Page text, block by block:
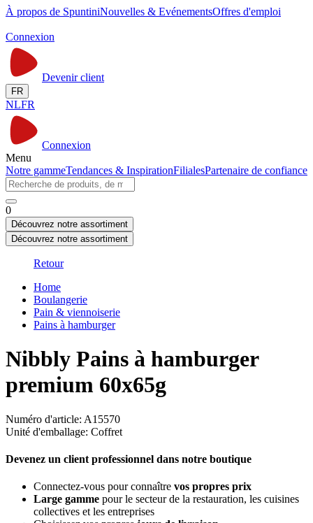
À propos de SpuntiniNouvelles & EvénementsOffres d'emploi
Connexion
Devenir client
FR
NLFR
Connexion
Menu
Notre gammeTendances & InspirationFilialesPartenaire de confiance
0
Découvrez notre assortiment
Découvrez notre assortiment
Retour
Home
Boulangerie
Pain & viennoiserie
Pains à hamburger
Nibbly Pains à hamburger
premium 60x65g
Numéro d'article: A15570
Unité d'emballage: Coffret
Devenez un client professionnel dans notre boutique
Connectez-vous pour connaître vos propres prix
Large gamme pour le secteur de la restauration, les cuisines
collectives et les entreprises